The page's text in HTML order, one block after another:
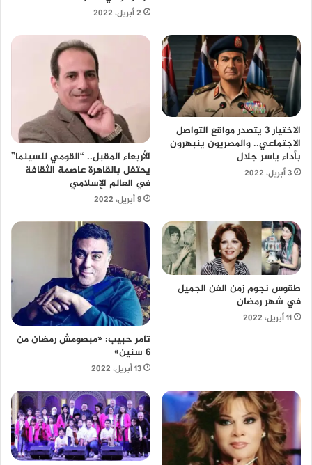
2 أبريل، 2022
الاختيار 3 يتصدر مواقع التواصل
الاجتماعي.. والمصريون ينبهرون
بأداء ياسر جلال
3 أبريل، 2022
الأربعاء المقبل.. “القومي للسينما”
يحتفل بالقاهرة عاصمة الثقافة
في العالم الإسلامي
9 أبريل، 2022
طقوس نجوم زمن الفن الجميل
في شهر رمضان
11 أبريل، 2022
تامر حبيب: «مبصومش رمضان من
6 سنين»
13 أبريل، 2022